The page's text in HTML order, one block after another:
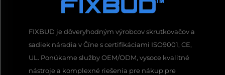
FIXBUD je dôveryhodným výrobcov skrutkovačov a
sadiek náradia v Číne s certifikáciami ISO9001, CE,
UL. Ponúkame služby OEM/ODM, vysoce kvalitné
nástroje a komplexné riešenia pre nákup pre